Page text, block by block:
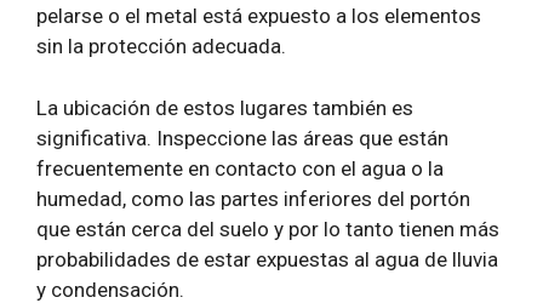
pelarse o el metal está expuesto a los elementos
sin la protección adecuada.
La ubicación de estos lugares también es
significativa. Inspeccione las áreas que están
frecuentemente en contacto con el agua o la
humedad, como las partes inferiores del portón
que están cerca del suelo y por lo tanto tienen más
probabilidades de estar expuestas al agua de lluvia
y condensación.